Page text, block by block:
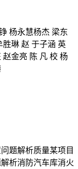
杨永慧杨杰 梁东
胜琳 赵 于子涵 英
赵金亮 陈 凡 校 杨
题解析质量某项目
析消防汽车库消火